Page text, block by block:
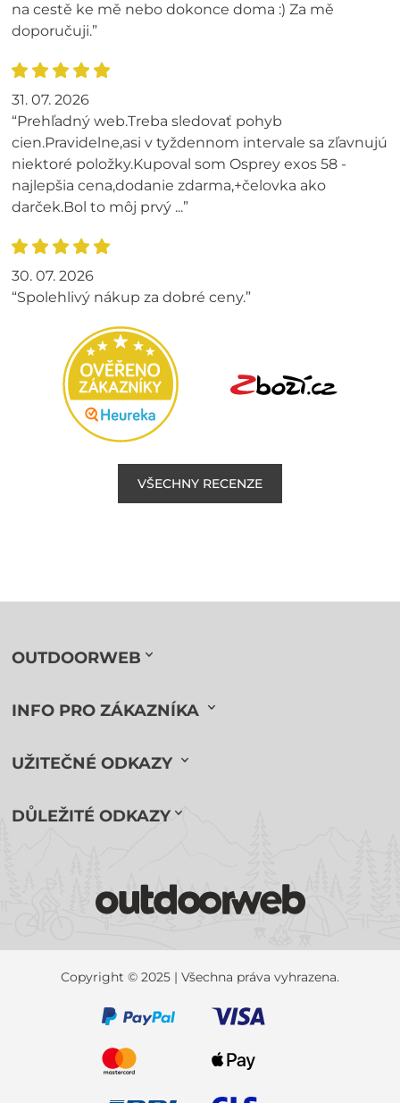
na cestě ke mě nebo dokonce doma :) Za mě
doporučuji.”
31. 07. 2026
“Prehľadný web.Treba sledovať pohyb
cien.Pravidelne,asi v tyždennom intervale sa zľavnujú
niektoré položky.Kupoval som Osprey exos 58 -
najlepšia cena,dodanie zdarma,+čelovka ako
darček.Bol to môj prvý ...”
30. 07. 2026
“Spolehlivý nákup za dobré ceny.”
VŠECHNY RECENZE
OUTDOORWEB
INFO PRO ZÁKAZNÍKA
UŽITEČNÉ ODKAZY
DŮLEŽITÉ ODKAZY
Copyright © 2025 | Všechna práva vyhrazena.